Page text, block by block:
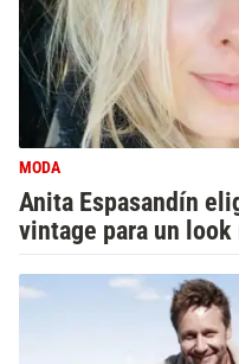
MODA
Anita Espasandín
vintage para un